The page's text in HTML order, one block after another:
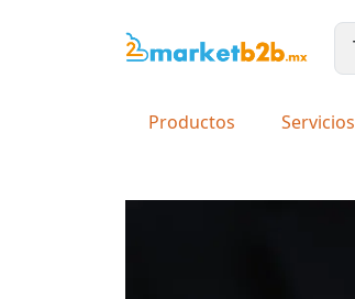
Productos Servicios